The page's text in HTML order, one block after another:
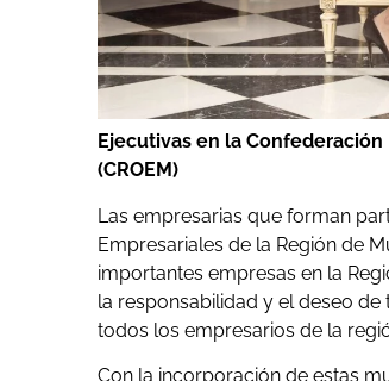
Ejecutivas en la
(CROEM)
Las empresarias que forman
Empresariales de la Región de
importantes empresas en la
la responsabilidad y el deseo
todos los empresarios de la
Con la incorporación de estas